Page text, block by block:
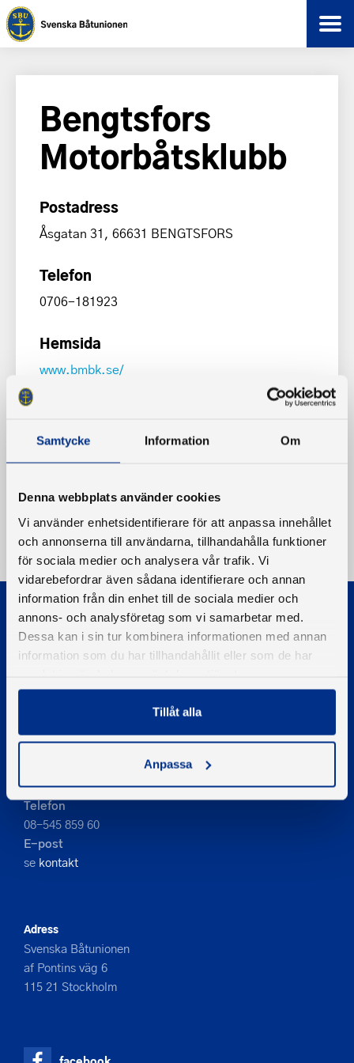
Samtycke Information Om
Denna webbplats använder cookies
Vi använder enhetsidentifierare för att anpassa innehållet
och annonserna till användarna, tillhandahålla funktioner
för sociala medier och analysera vår trafik. Vi
vidarebefordrar även sådana identifierare och annan
information från din enhet till de sociala medier och
annons- och analysföretag som vi samarbetar med.
Dessa kan i sin tur kombinera informationen med annan
information som du har tillhandahållit eller som de har
Tillåt alla
Anpassa
Bengtsfors
Motorbåtsklubb
Postadress
Åsgatan 31, 66631 BENGTSFORS
Telefon
0706-181923
Hemsida
www.bmbk.se/
© 2026 - Svenska Båtunionen
PIGMENT WEBBYRÅ
Kontakta oss
Telefon
08-545 859 60
E-post
se kontakt
Adress
Svenska Båtunionen
af Pontins väg 6
115 21 Stockholm